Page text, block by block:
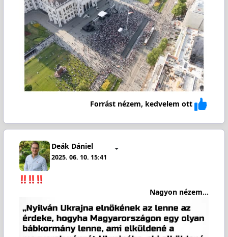
Forrást nézem, kedvelem ott
Deák Dániel
2025. 06. 10. 15:41
Nagyon nézem...